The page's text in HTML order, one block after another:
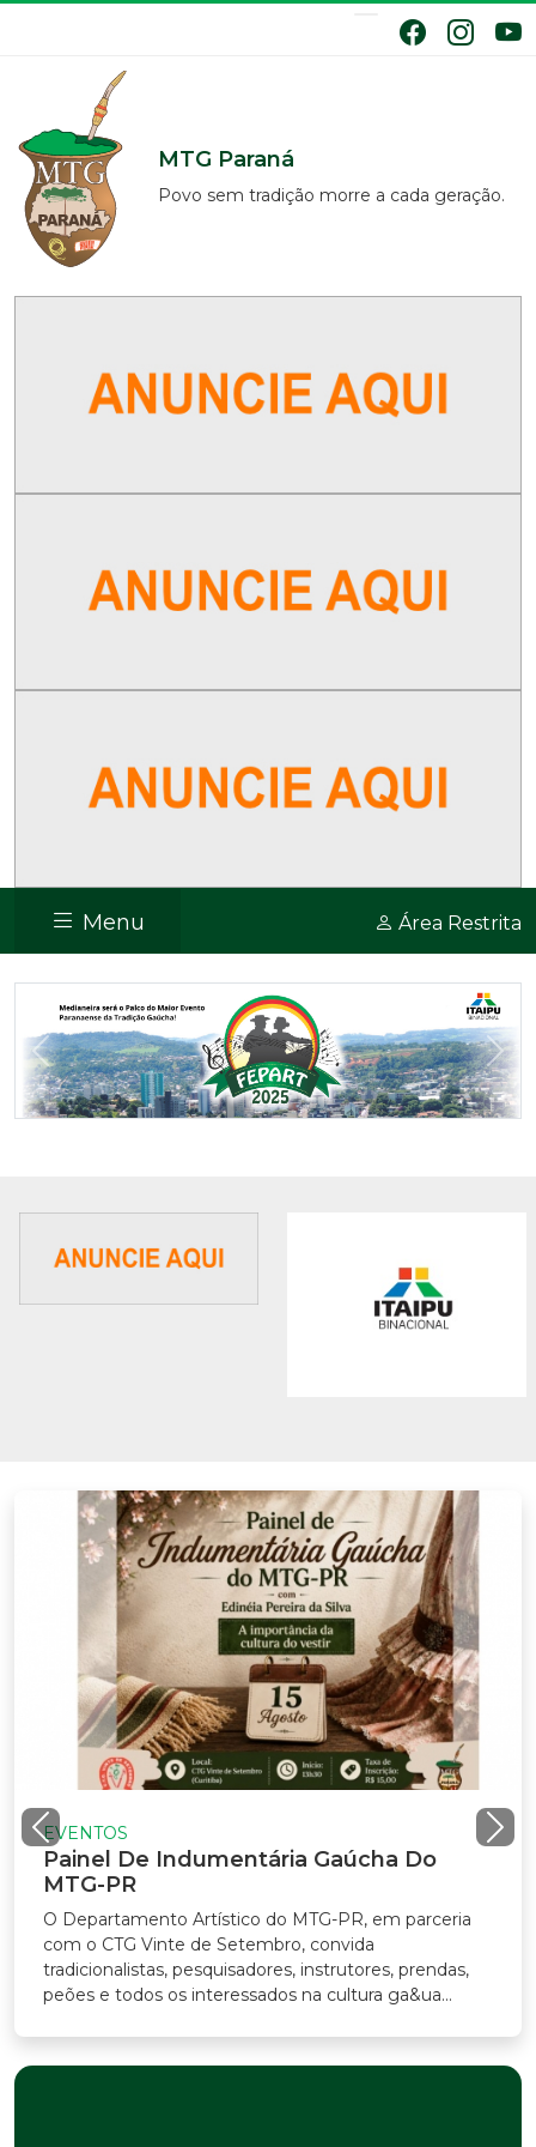
MTG Paraná
Povo sem tradição morre a cada geração.
Menu Área Restrita
Previous
De Indumentária Gaúcha Do
PR
Artístico do MTG-PR, em parceria
o CTG Vinte de Setembro, convida
pesquisadores, instrutores, prendas,
e todos os interessados na cultura ga&ua...